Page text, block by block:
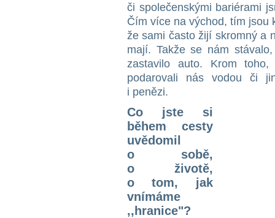
či společenskými bariérami
Čím více na východ, tím jsou
že sami často žijí skromný a
mají. Takže se nám
zastavilo auto. Krom
podarovali nás vodou či
i penězi.
Co jste si
během cesty
uvědomil
o sobě,
o životě,
o tom, jak
vnímáme
‚,hranice"?